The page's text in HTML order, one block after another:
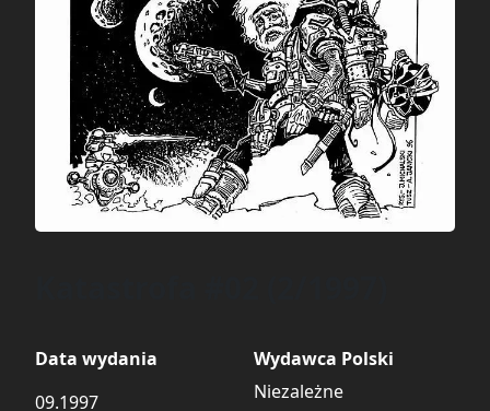
Data wydania
09.1997
Wydawca Polski
Niezależne